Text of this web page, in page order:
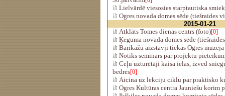
Lielvārdē viesosies starptautiska
Ogres novada domes sēde (tiešraides
2015-01-21
Atklāts Tomes dienas centrs (foto)[0]
Ķeguma novada domes sēde
Barikāžu aizstāvji tiekas Ogres
Notiks seminārs par projektu
Ceļu uzturētāji kaisa ielas, izved
bedres[0]
Aicina uz lekciju ciklu par praktisko
Ogres Kultūras centra Jauniešu